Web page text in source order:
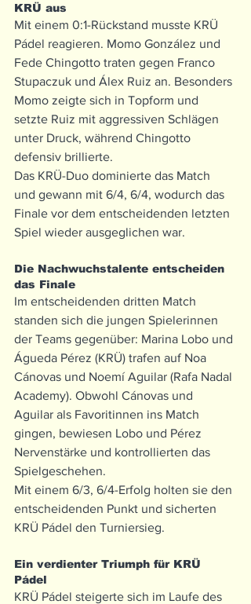
KRÜ aus
Mit einem 0:1-Rückstand musste KRÜ
Pádel reagieren. Momo González und
Fede Chingotto traten gegen Franco
Stupaczuk und Álex Ruiz an. Besonders
Momo zeigte sich in Topform und
setzte Ruiz mit aggressiven Schlägen
unter Druck, während Chingotto
defensiv brillierte.
Das KRÜ-Duo dominierte das Match
und gewann mit 6/4, 6/4, wodurch das
Finale vor dem entscheidenden letzten
Spiel wieder ausgeglichen war.
Die Nachwuchstalente entscheiden
das Finale
Im entscheidenden dritten Match
standen sich die jungen Spielerinnen
der Teams gegenüber: Marina Lobo und
Águeda Pérez (KRÜ) trafen auf Noa
Cánovas und Noemí Aguilar (Rafa Nadal
Academy). Obwohl Cánovas und
Aguilar als Favoritinnen ins Match
gingen, bewiesen Lobo und Pérez
Nervenstärke und kontrollierten das
Spielgeschehen.
Mit einem 6/3, 6/4-Erfolg holten sie den
entscheidenden Punkt und sicherten
KRÜ Pádel den Turniersieg.
Ein verdienter Triumph für KRÜ
Pádel
KRÜ Pádel steigerte sich im Laufe des